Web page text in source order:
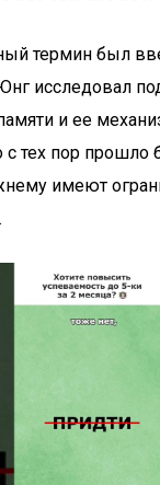
термин был
исследовал
и ее
с тех пор прошло
имеют